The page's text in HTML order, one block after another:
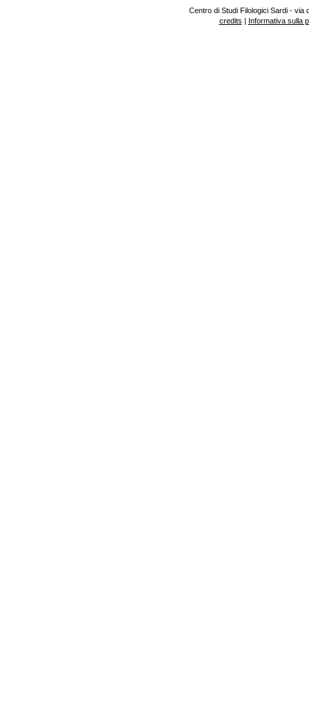
Centro di Studi Filologici Sardi - via
credits | Informativa sulla